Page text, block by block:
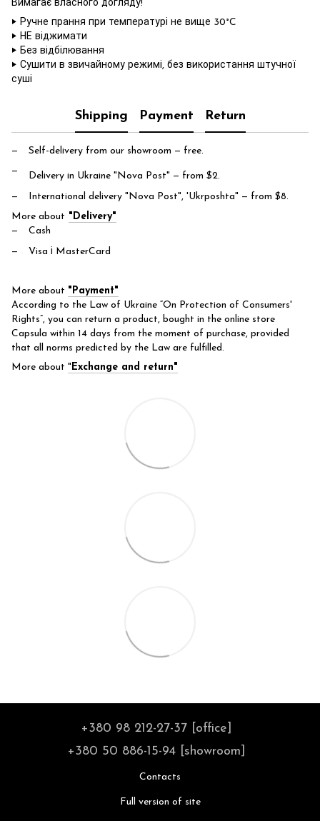
Вимагає власного догляду!
‣ Ручне прання при температурі не вище 30°C
‣ НЕ віджимати
‣ Без відбілювання
‣ Сушити в звичайному режимі, без використання штучної
суші
Shipping Payment Return
Self-delivery from our showroom — free.
Delivery in Ukraine "Nova Post" — from $2.
International delivery "Nova Post", 'Ukrposhta" — from $8.
More about "Delivery"
Cash
Visa і MasterCard
More about "Payment"
According to the Law of Ukraine “On Protection of Consumers'
Rights”, you can return a product, bought in the online store
Capsula within 14 days from the moment of purchase, provided
that all norms predicted by the Law are fulfilled.
More about " Exchange and return"
+380 98 212-27-37 [office]
+380 50 886-15-94 [showroom]
Contacts
Full version of site